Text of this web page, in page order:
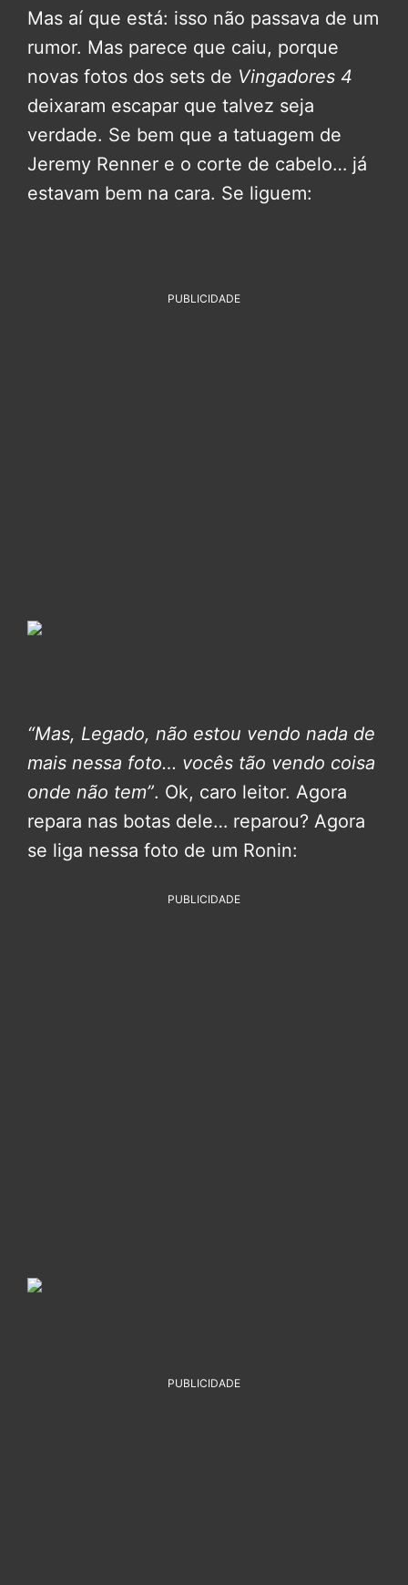
Mas aí que está: isso não passava de um
rumor. Mas parece que caiu, porque
novas fotos dos sets de Vingadores 4
deixaram escapar que talvez seja
verdade. Se bem que a tatuagem de
Jeremy Renner e o corte de cabelo… já
estavam bem na cara. Se liguem:
PUBLICIDADE
“Mas, Legado, não estou vendo nada de
mais nessa foto… vocês tão vendo coisa
onde não tem”. Ok, caro leitor. Agora
repara nas botas dele… reparou? Agora
se liga nessa foto de um Ronin:
PUBLICIDADE
PUBLICIDADE